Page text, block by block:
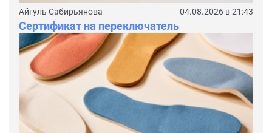
Айгуль Сабирьянова 04.08.2026 в 21:43
Сертификат на переключатель